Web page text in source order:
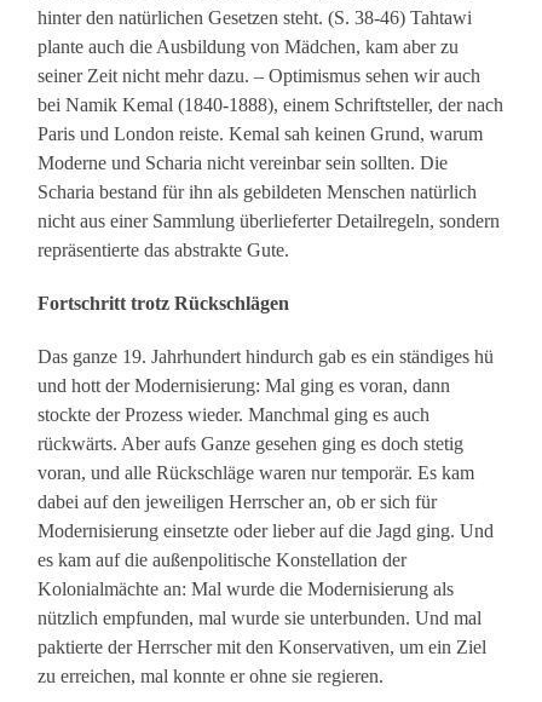
hinter den natürlichen Gesetzen steht. (S. 38-46) Tahtawi
plante auch die Ausbildung von Mädchen, kam aber zu
seiner Zeit nicht mehr dazu. – Optimismus sehen wir auch
bei Namik Kemal (1840-1888), einem Schriftsteller, der nach
Paris und London reiste. Kemal sah keinen Grund, warum
Moderne und Scharia nicht vereinbar sein sollten. Die
Scharia bestand für ihn als gebildeten Menschen natürlich
nicht aus einer Sammlung überlieferter Detailregeln, sondern
repräsentierte das abstrakte Gute.
Fortschritt trotz Rückschlägen
Das ganze 19. Jahrhundert hindurch gab es ein ständiges hü
und hott der Modernisierung: Mal ging es voran, dann
stockte der Prozess wieder. Manchmal ging es auch
rückwärts. Aber aufs Ganze gesehen ging es doch stetig
voran, und alle Rückschläge waren nur temporär. Es kam
dabei auf den jeweiligen Herrscher an, ob er sich für
Modernisierung einsetzte oder lieber auf die Jagd ging. Und
es kam auf die außenpolitische Konstellation der
Kolonialmächte an: Mal wurde die Modernisierung als
nützlich empfunden, mal wurde sie unterbunden. Und mal
paktierte der Herrscher mit den Konservativen, um ein Ziel
zu erreichen, mal konnte er ohne sie regieren.